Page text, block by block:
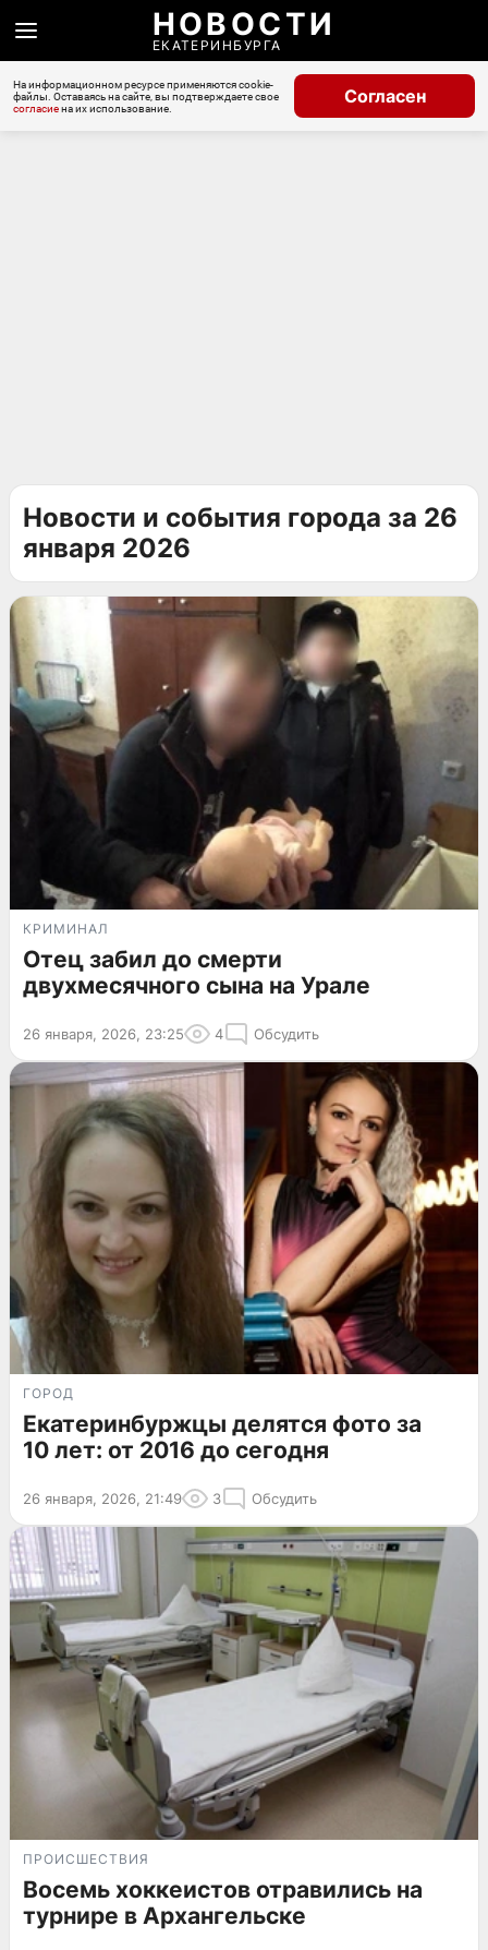
НОВОСТИ
ЕКАТЕРИНБУРГА
На информационном ресурсе применяются cookie-
файлы. Оставаясь на сайте, вы подтверждаете свое
согласиена их использование.
Согласен
Новости и события города за 26
января 2026
КРИМИНАЛ
Отец забил до смерти
двухмесячного сына на Урале
26 января, 2026, 23:25 4 Обсудить
ГОРОД
Екатеринбуржцы делятся фото за
10 лет: от 2016 до сегодня
26 января, 2026, 21:49 3 Обсудить
ПРОИСШЕСТВИЯ
Восемь хоккеистов отравились на
турнире в Архангельске